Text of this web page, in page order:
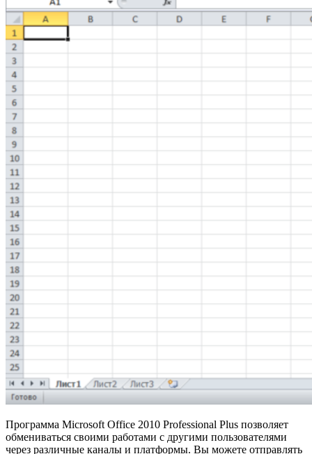
Программа Microsoft Office 2010 Professional Plus позволяет
обмениваться своими работами с другими пользователями
через различные каналы и платформы. Вы можете отправлять